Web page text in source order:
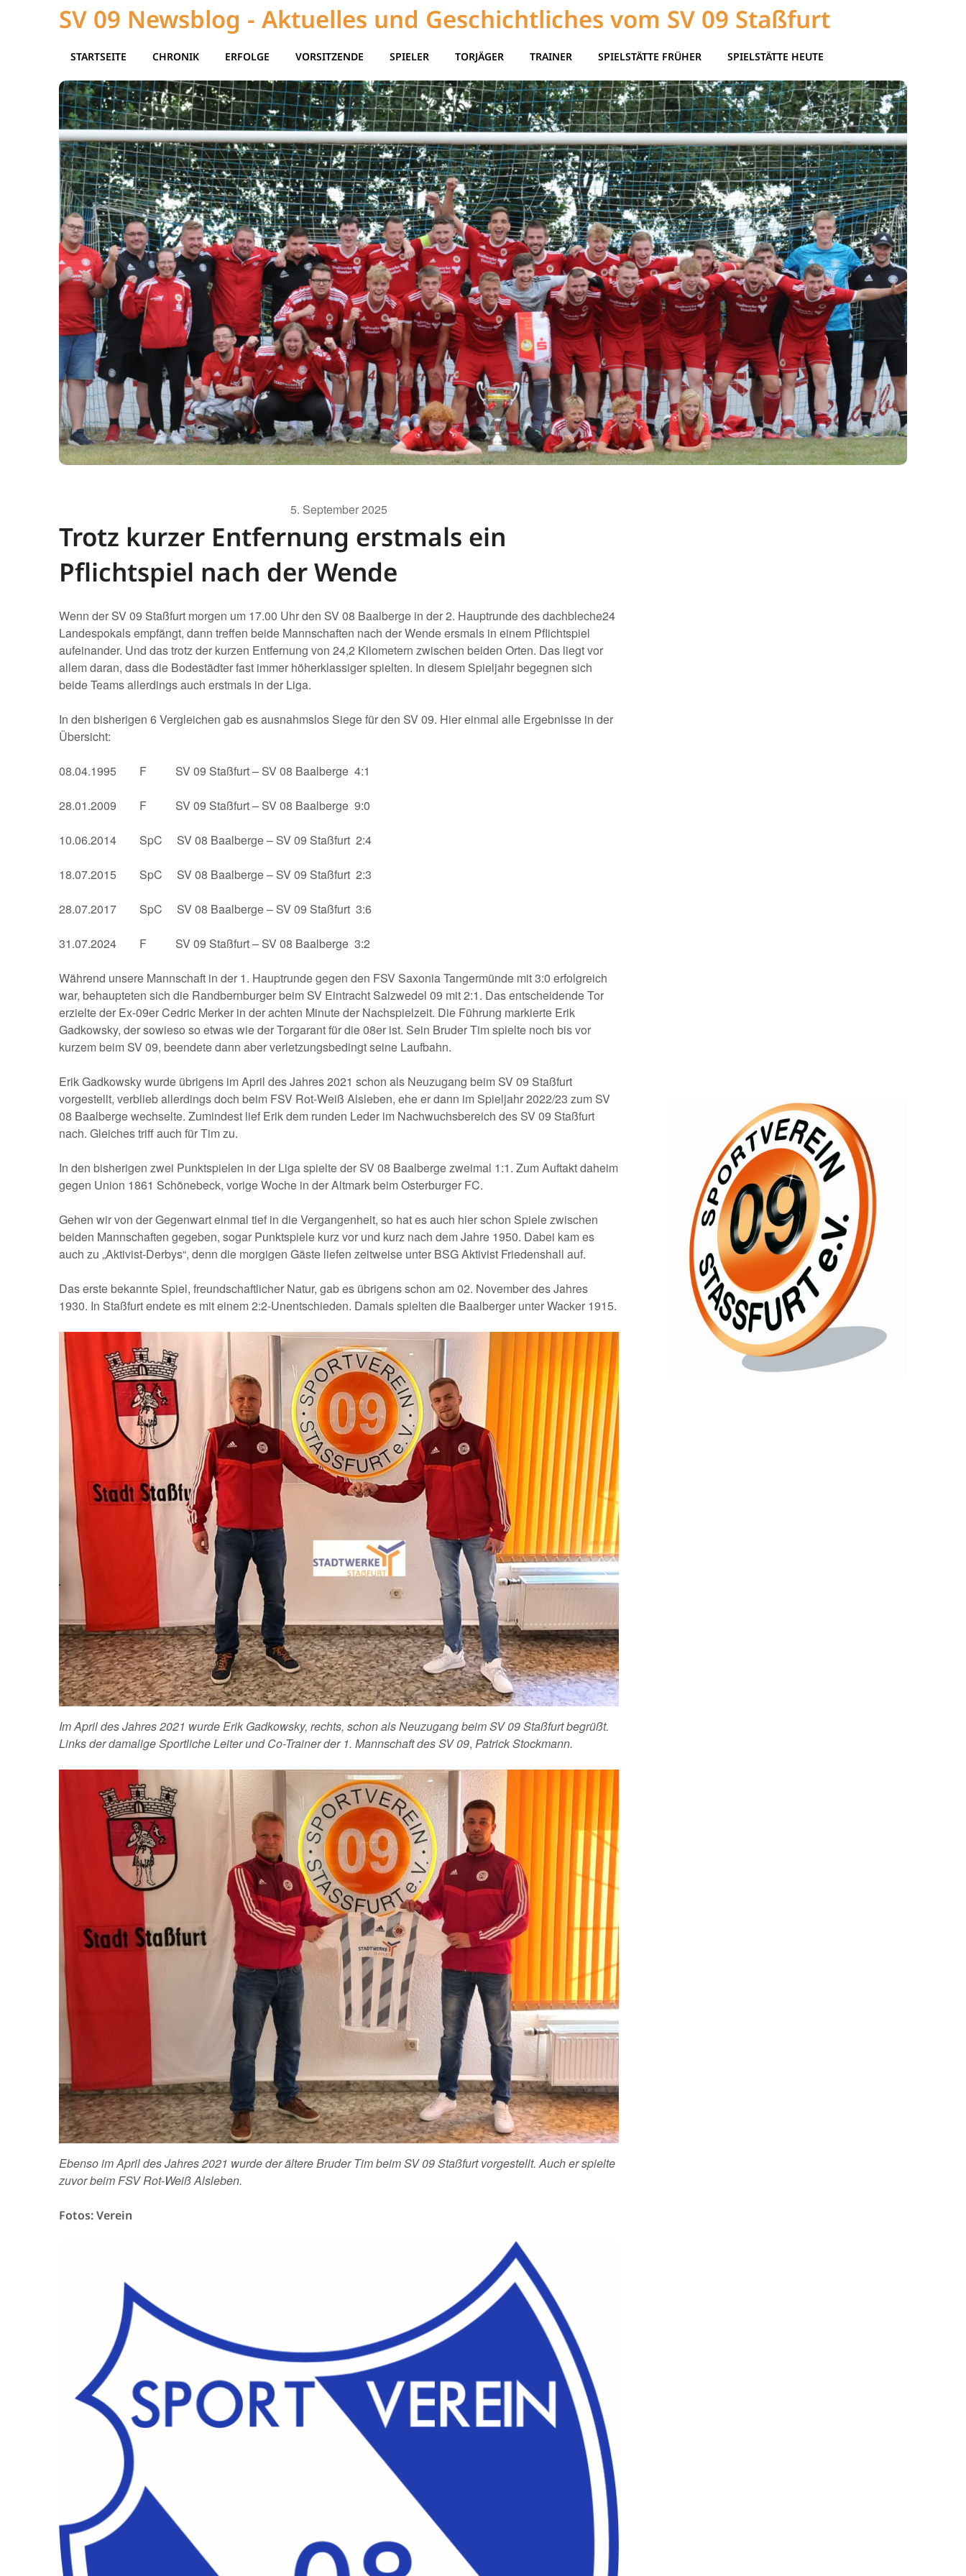
SV 09 Newsblog - Aktuelles und Geschichtliches vom SV 09 Staßfurt
STARTSEITE CHRONIK ERFOLGE VORSITZENDE SPIELER TORJÄGER TRAINER SPIELSTÄTTE FRÜHER SPIELSTÄTTE HEUTE
5. September 2025
Trotz kurzer Entfernung erstmals ein
Pflichtspiel nach der Wende
Wenn der SV 09 Staßfurt morgen um 17.00 Uhr den SV 08 Baalberge in der 2. Hauptrunde des dachbleche24
Landespokals empfängt, dann treffen beide Mannschaften nach der Wende ersmals in einem Pflichtspiel
aufeinander. Und das trotz der kurzen Entfernung von 24,2 Kilometern zwischen beiden Orten. Das liegt vor
allem daran, dass die Bodestädter fast immer höherklassiger spielten. In diesem Spieljahr begegnen sich
beide Teams allerdings auch erstmals in der Liga.
In den bisherigen 6 Vergleichen gab es ausnahmslos Siege für den SV 09. Hier einmal alle Ergebnisse in der
Übersicht:
08.04.1995 F SV 09 Staßfurt – SV 08 Baalberge 4:1
28.01.2009 F SV 09 Staßfurt – SV 08 Baalberge 9:0
10.06.2014 SpC SV 08 Baalberge – SV 09 Staßfurt 2:4
18.07.2015 SpC SV 08 Baalberge – SV 09 Staßfurt 2:3
28.07.2017 SpC SV 08 Baalberge – SV 09 Staßfurt 3:6
31.07.2024 F SV 09 Staßfurt – SV 08 Baalberge 3:2
Während unsere Mannschaft in der 1. Hauptrunde gegen den FSV Saxonia Tangermünde mit 3:0 erfolgreich
war, behaupteten sich die Randbernburger beim SV Eintracht Salzwedel 09 mit 2:1. Das entscheidende Tor
erzielte der Ex-09er Cedric Merker in der achten Minute der Nachspielzeit. Die Führung markierte Erik
Gadkowsky, der sowieso so etwas wie der Torgarant für die 08er ist. Sein Bruder Tim spielte noch bis vor
kurzem beim SV 09, beendete dann aber verletzungsbedingt seine Laufbahn.
Erik Gadkowsky wurde übrigens im April des Jahres 2021 schon als Neuzugang beim SV 09 Staßfurt
vorgestellt, verblieb allerdings doch beim FSV Rot-Weiß Alsleben, ehe er dann im Spieljahr 2022/23 zum SV
08 Baalberge wechselte. Zumindest lief Erik dem runden Leder im Nachwuchsbereich des SV 09 Staßfurt
nach. Gleiches triff auch für Tim zu.
In den bisherigen zwei Punktspielen in der Liga spielte der SV 08 Baalberge zweimal 1:1. Zum Auftakt daheim
gegen Union 1861 Schönebeck, vorige Woche in der Altmark beim Osterburger FC.
Gehen wir von der Gegenwart einmal tief in die Vergangenheit, so hat es auch hier schon Spiele zwischen
beiden Mannschaften gegeben, sogar Punktspiele kurz vor und kurz nach dem Jahre 1950. Dabei kam es
auch zu „Aktivist-Derbys“, denn die morgigen Gäste liefen zeitweise unter BSG Aktivist Friedenshall auf.
Das erste bekannte Spiel, freundschaftlicher Natur, gab es übrigens schon am 02. November des Jahres
1930. In Staßfurt endete es mit einem 2:2-Unentschieden. Damals spielten die Baalberger unter Wacker 1915.
Im April des Jahres 2021 wurde Erik Gadkowsky, rechts, schon als Neuzugang beim SV 09 Staßfurt begrüßt.
Links der damalige Sportliche Leiter und Co-Trainer der 1. Mannschaft des SV 09, Patrick Stockmann.
Ebenso im April des Jahres 2021 wurde der ältere Bruder Tim beim SV 09 Staßfurt vorgestellt. Auch er spielte
zuvor beim FSV Rot-Weiß Alsleben.
Fotos: Verein